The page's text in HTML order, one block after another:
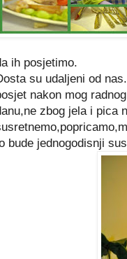
ih posjetimo.
su udaljeni od
nakon mog
zbog jela i pica
bude jednogodisnji